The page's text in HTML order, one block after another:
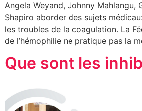
Angela Weyand, Johnny Mahlangu,
Shapiro aborder des sujets
les troubles de la coagulation. La
de l’hémophilie ne pratique pas la
Que sont les